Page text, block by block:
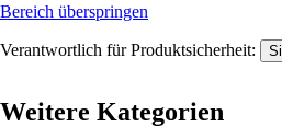
Bereich überspringen
Verantwortlich für Produktsicherheit:
Weitere Kategorien